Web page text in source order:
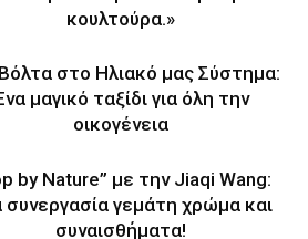
κουλτούρα.»
στο Ηλιακό μας Σύστημα:
μαγικό ταξίδι για όλη την
οικογένεια
by Nature” με την Jiaqi Wang:
συνεργασία γεμάτη χρώμα και
συναισθήματα!